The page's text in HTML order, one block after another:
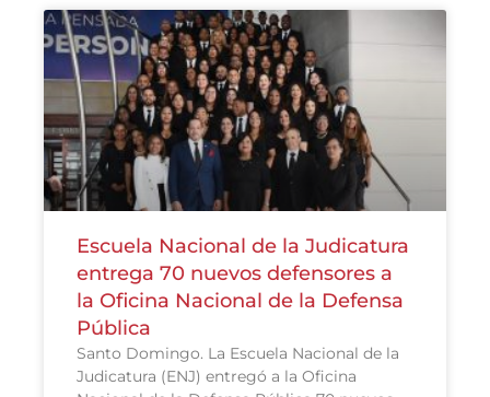
Escuela Nacional de la Judicatura
entrega 70 nuevos defensores a
la Oficina Nacional de la Defensa
Pública
Santo Domingo. La Escuela Nacional de la
Judicatura (ENJ) entregó a la Oficina